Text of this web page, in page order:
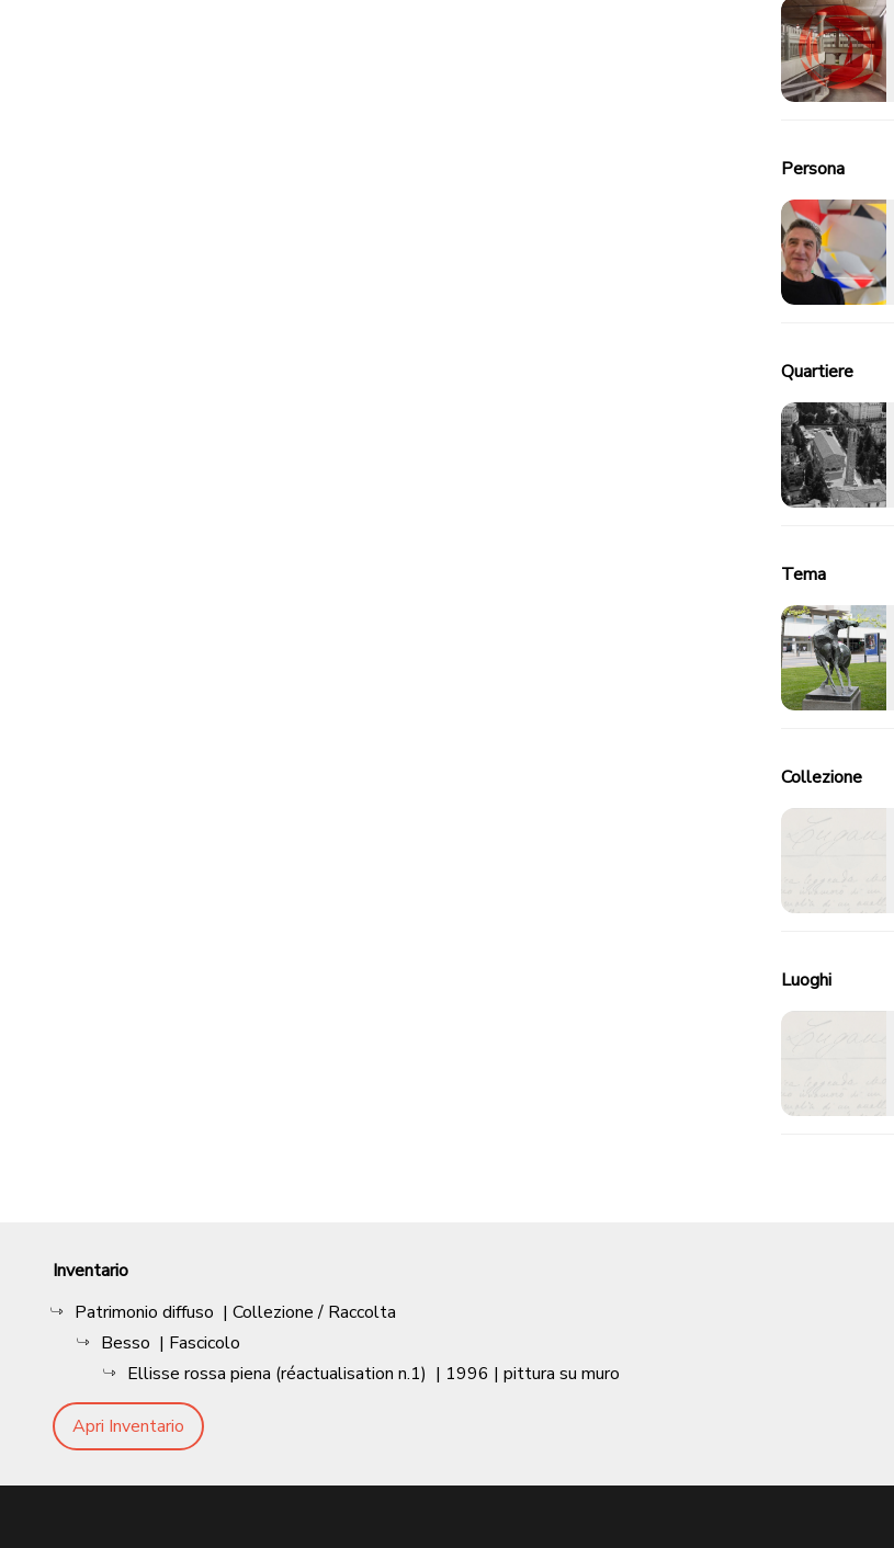
Persona
Quartiere
Tema
Collezione
Luoghi
Inventario
Patrimonio diffuso | Collezione / Raccolta
Besso | Fascicolo
Ellisse rossa piena (réactualisation n.1) | 1996 | pittura su muro
Apri Inventario